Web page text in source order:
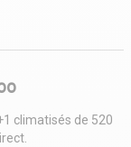
climatisés de 520